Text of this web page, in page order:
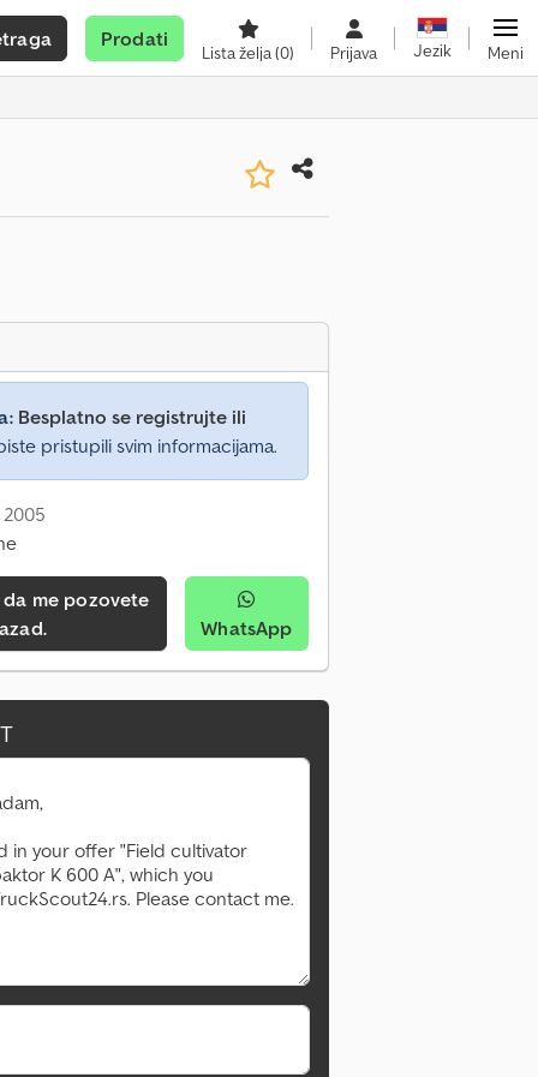
Prodati
Lista želja(0) Prijava Jezik Meni
Besplatno se registrujte ili
pristupili svim informacijama.
WhatsApp